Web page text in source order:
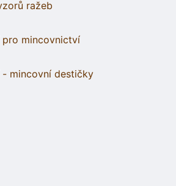
ražeb
pro mincovnictví
- mincovní destičky